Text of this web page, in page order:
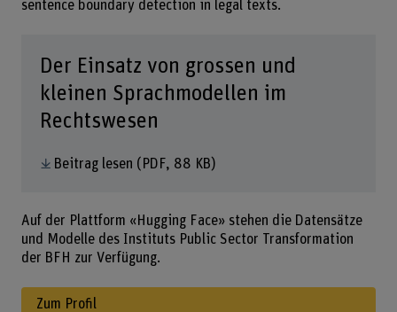
sentence boundary detection in legal texts.
Der Einsatz von grossen und
kleinen Sprachmodellen im
Rechtswesen
Beitrag lesen (PDF, 88 KB)
Auf der Plattform «Hugging Face» stehen die Datensätze
und Modelle des Instituts Public Sector Transformation
der BFH zur Verfügung.
Zum Profil